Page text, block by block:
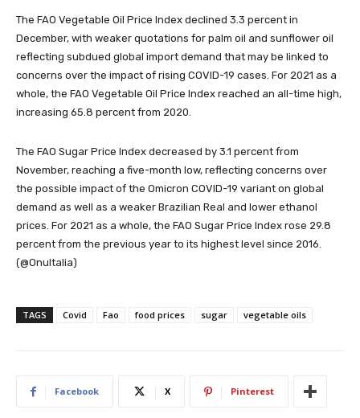
The FAO Vegetable Oil Price Index declined 3.3 percent in
December, with weaker quotations for palm oil and sunflower oil
reflecting subdued global import demand that may be linked to
concerns over the impact of rising COVID-19 cases. For 2021 as a
whole, the FAO Vegetable Oil Price Index reached an all-time high,
increasing 65.8 percent from 2020.
The FAO Sugar Price Index decreased by 3.1 percent from
November, reaching a five-month low, reflecting concerns over
the possible impact of the Omicron COVID-19 variant on global
demand as well as a weaker Brazilian Real and lower ethanol
prices. For 2021 as a whole, the FAO Sugar Price Index rose 29.8
percent from the previous year to its highest level since 2016.
(@OnuItalia)
TAGS Covid Fao food prices sugar vegetable oils
Facebook X Pinterest